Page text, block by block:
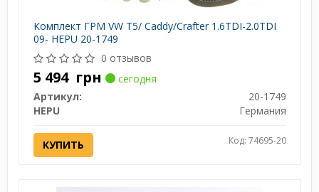
Комплект ГРМ VW T5/ Caddy/Crafter 1.6TDI-2.0TDI
09- HEPU 20-1749
0 отзывов
5 494 грн
сегодня
Артикул:
20-1749
HEPU
Германия
КУПИТЬ Код: 74695-20